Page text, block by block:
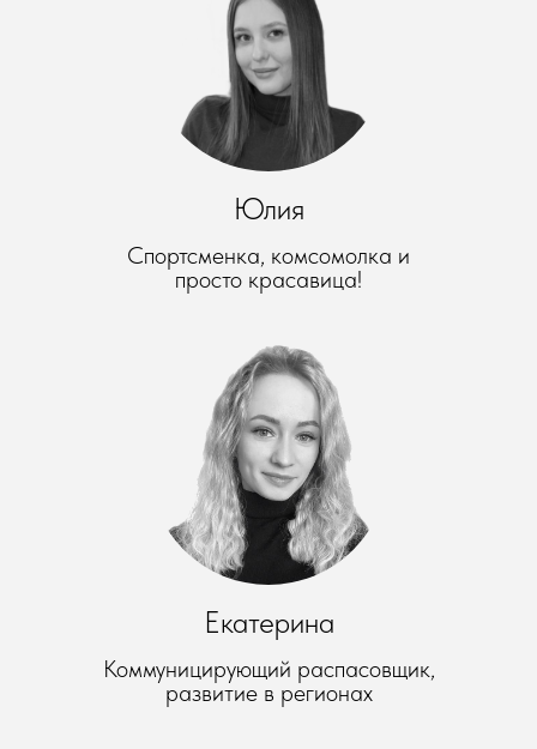
Юлия
Спортсменка, комсомолка и
просто красавица!
Екатерина
Коммуницирующий распасовщик,
развитие в регионах